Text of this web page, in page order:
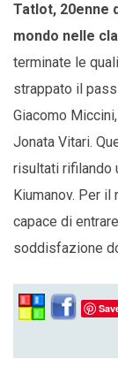
Tatlot, 20enne
mondo nelle
terminate le
strappato il
Giacomo
Jonata Vitari.
risultati rifilando
Kiumanov. Per
capace di
soddisfazione